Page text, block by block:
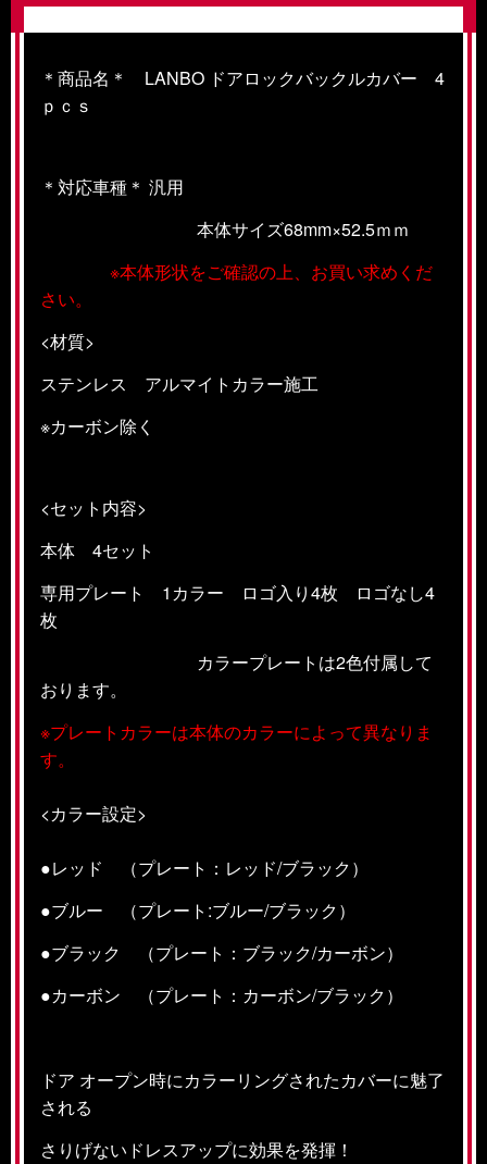
＊商品名＊ LANBO ドアロックバックルカバー 4
ｐｃｓ
＊対応車種＊ 汎用
本体サイズ68mm×52.5ｍｍ
※本体形状をご確認の上、お買い求めくだ
さい。
<材質>
ステンレス アルマイトカラー施工
※カーボン除く
<セット内容>
本体 4セット
専用プレート 1カラー ロゴ入り4枚 ロゴなし4
枚
カラープレートは2色付属して
おります。
※プレートカラーは本体のカラーによって異なりま
す。
<カラー設定>
●レッド （プレート：レッド/ブラック）
●ブルー （プレート:ブルー/ブラック）
●ブラック （プレート：ブラック/カーボン）
●カーボン （プレート：カーボン/ブラック）
ドア オープン時にカラーリングされたカバーに魅了
される
さりげないドレスアップに効果を発揮！